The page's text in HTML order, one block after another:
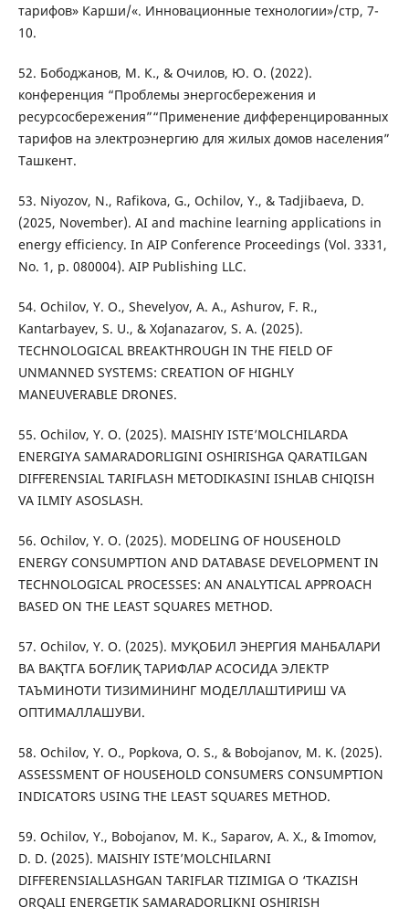
тарифов» Карши/«. Инновационные технологии»/стр, 7-
10.
52. Бободжанов, М. К., & Очилов, Ю. О. (2022).
конференция “Проблемы энергосбережения и
ресурсосбережения”“Применение дифференцированных
тарифов на электроэнергию для жилых домов населения”
Ташкент.
53. Niyozov, N., Rafikova, G., Ochilov, Y., & Tadjibaeva, D.
(2025, November). AI and machine learning applications in
energy efficiency. In AIP Conference Proceedings (Vol. 3331,
No. 1, p. 080004). AIP Publishing LLC.
54. Ochilov, Y. O., Shevelyov, A. A., Ashurov, F. R.,
Kantarbayev, S. U., & Xoʻjanazarov, S. A. (2025).
TECHNOLOGICAL BREAKTHROUGH IN THE FIELD OF
UNMANNED SYSTEMS: CREATION OF HIGHLY
MANEUVERABLE DRONES.
55. Ochilov, Y. O. (2025). MAISHIY ISTE’MOLCHILARDA
ENERGIYA SAMARADORLIGINI OSHIRISHGA QARATILGAN
DIFFERENSIAL TARIFLASH METODIKASINI ISHLAB CHIQISH
VA ILMIY ASOSLASH.
56. Ochilov, Y. O. (2025). MODELING OF HOUSEHOLD
ENERGY CONSUMPTION AND DATABASE DEVELOPMENT IN
TECHNOLOGICAL PROCESSES: AN ANALYTICAL APPROACH
BASED ON THE LEAST SQUARES METHOD.
57. Ochilov, Y. O. (2025). МУҚОБИЛ ЭНЕРГИЯ МАНБАЛАРИ
ВА ВАҚТГА БОҒЛИҚ ТАРИФЛАР АСОСИДА ЭЛЕКТР
ТАЪМИНОТИ ТИЗИМИНИНГ МОДЕЛЛАШТИРИШ VA
ОПТИМАЛЛАШУВИ.
58. Ochilov, Y. O., Popkova, O. S., & Bobojanov, M. K. (2025).
ASSESSMENT OF HOUSEHOLD CONSUMERS CONSUMPTION
INDICATORS USING THE LEAST SQUARES METHOD.
59. Ochilov, Y., Bobojanov, M. K., Saparov, A. X., & Imomov,
D. D. (2025). MAISHIY ISTE’MOLCHILARNI
DIFFERENSIALLASHGAN TARIFLAR TIZIMIGA O ‘TKAZISH
ORQALI ENERGETIK SAMARADORLIKNI OSHIRISH